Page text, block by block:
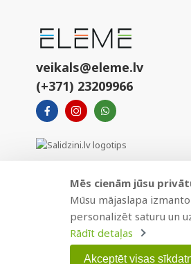
veikals@eleme.lv
(+371) 23209966
Copyright © 2021 BAJTEL.LV SIA.
Mēs cienām jūsu
Mūsu mājaslapa
personalizēt saturu un
Rādīt detaļas
Akceptēt visas